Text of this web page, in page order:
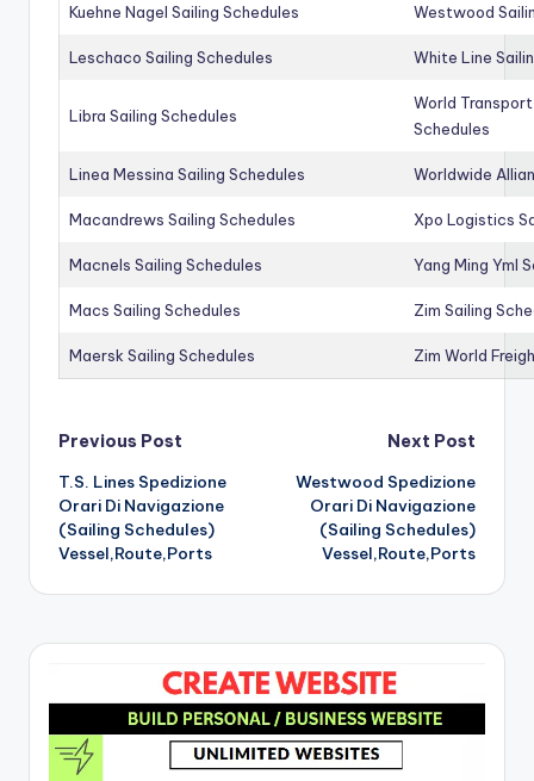
Kuehne Nagel Sailing Schedules Westwood
Leschaco Sailing Schedules White Line
Libra Sailing Schedules
World
Schedules
Linea Messina Sailing Schedules Worldwide
Macandrews Sailing Schedules Xpo Logistics
Macnels Sailing Schedules Yang Ming Yml
Macs Sailing Schedules Zim Sailing
Maersk Sailing Schedules Zim World
Post
navigation
Previous Post
T.S. Lines Spedizione
Orari Di Navigazione
(Sailing Schedules)
Vessel,Route,Ports
Next Post
Westwood Spedizione
Orari Di Navigazione
(Sailing Schedules)
Vessel,Route,Ports